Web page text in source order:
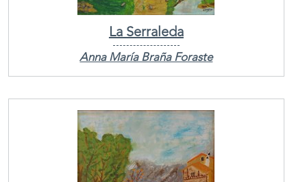
La Serraleda
Anna María Braña Foraste